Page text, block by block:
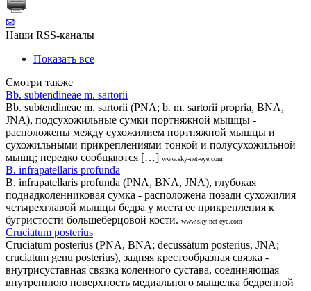
✉
Наши RSS-каналы
Показать все
Смотри также
Bb. subtendineae m. sartorii
Bb. subtendineae m. sartorii (PNA; b. m. sartorii propria, BNA,
JNA), подсухожильные сумки портняжной мышцы -
расположены между сухожилием портняжной мышцы и
сухожильными прикреплениями тонкой и полусухожильной
мышц; нередко сообщаются […] www.sky-net-eye.com
B. infrapatellaris profunda
B. infrapatellaris profunda (PNA, BNA, JNA), глубокая
поднадколенниковая сумка - расположена позади сухожилия
четырехглавой мышцы бедра у места ее прикрепления к
бугристости большеберцовой кости. www.sky-net-eye.com
Cruciatum posterius
Cruciatum posterius (PNA, BNA; decussatum posterius, JNA;
cruciatum genu posterius), задняя крестообразная связка -
внутрисуставная связка коленного сустава, соединяющая
внутреннюю поверхность медиального мыщелка бедренной